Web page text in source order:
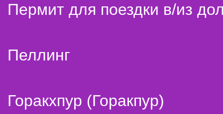
Пермит для поездки в/из
Пеллинг
Горакхпур (Горакпур)